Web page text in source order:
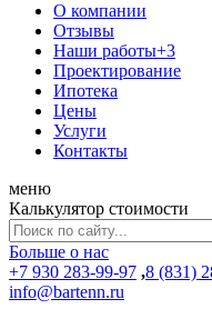
О компании
Отзывы
Наши работы+3
Проектирование
Ипотека
Цены
Услуги
Контакты
меню
Калькулятор стоимости
Больше о нас
+7 930 283-99-97 ,8 (831)
info@bartenn.ru